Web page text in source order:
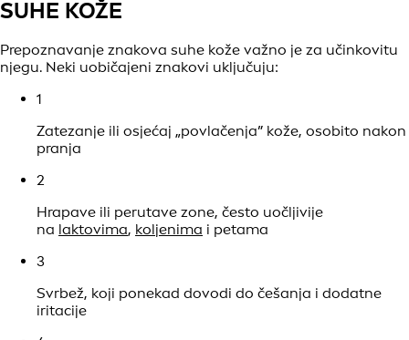
SUHE KOŽE
Prepoznavanje znakova suhe kože važno je za učinkovitu
njegu. Neki uobičajeni znakovi uključuju:
1
Zatezanje ili osjećaj „povlačenja” kože, osobito nakon
pranja
2
Hrapave ili perutave zone, često uočljivije
na laktovima, koljenima i petama
3
Svrbež, koji ponekad dovodi do češanja i dodatne
iritacije